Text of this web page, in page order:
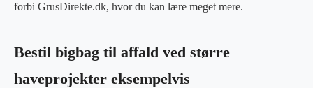
forbi GrusDirekte.dk, hvor du kan lære meget mere.
Bestil bigbag til affald ved større
haveprojekter eksempelvis